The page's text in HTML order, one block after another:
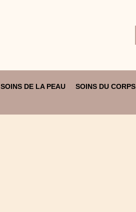
SOINS DE LA PEAU SOINS DU CORPS